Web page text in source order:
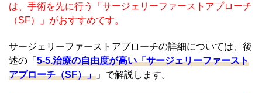
は、手術を先に行う「サージェリーファーストアプローチ
（SF）」がおすすめです。
サージェリーファーストアプローチの詳細については、後
述の「 5-5.治療の自由度が高い「サージェリーファースト
アプローチ（SF）」 」で解説します。